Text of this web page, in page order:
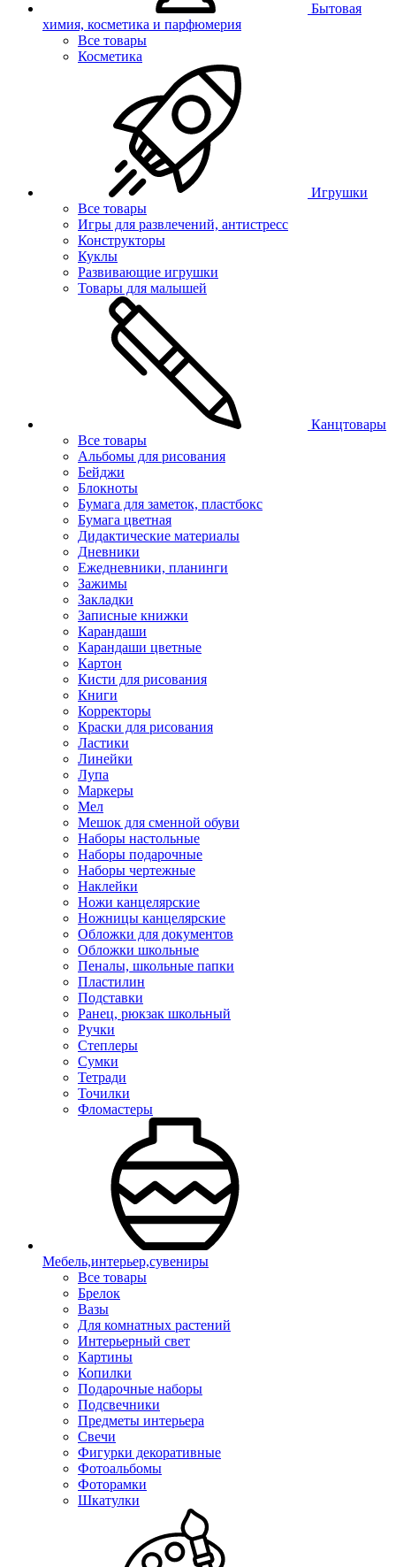
Бытовая
химия, косметика и парфюмерия
Все товары
Косметика
Игрушки
Все товары
Игры для развлечений, антистресс
Конструкторы
Куклы
Развивающие игрушки
Товары для малышей
Канцтовары
Все товары
Альбомы для рисования
Бейджи
Блокноты
Бумага для заметок, пластбокс
Бумага цветная
Дидактические материалы
Дневники
Ежедневники, планинги
Зажимы
Закладки
Записные книжки
Карандаши
Карандаши цветные
Картон
Кисти для рисования
Книги
Корректоры
Краски для рисования
Ластики
Линейки
Лупа
Маркеры
Мел
Мешок для сменной обуви
Наборы настольные
Наборы подарочные
Наборы чертежные
Наклейки
Ножи канцелярские
Ножницы канцелярские
Обложки для документов
Обложки школьные
Пеналы, школьные папки
Пластилин
Подставки
Ранец, рюкзак школьный
Ручки
Степлеры
Сумки
Тетради
Точилки
Фломастеры
Мебель,интерьер,сувениры
Все товары
Брелок
Вазы
Для комнатных растений
Интерьерный свет
Картины
Копилки
Подарочные наборы
Подсвечники
Предметы интерьера
Свечи
Фигурки декоративные
Фотоальбомы
Фоторамки
Шкатулки